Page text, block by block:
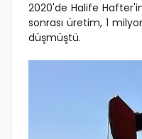
2020'de Halife
sonrası üretim, 1
düşmüştü.